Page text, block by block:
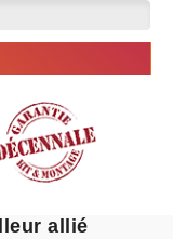
allié